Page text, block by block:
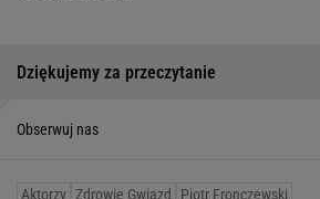
Dziękujemy za przeczytanie
Obserwuj nas
Aktorzy Zdrowie Gwiazd Piotr Fronczewski